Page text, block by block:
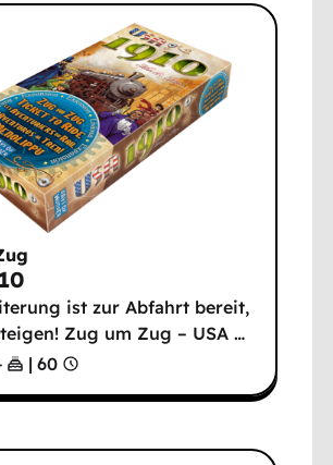
ist zur Abfahrt bereit,
Zug um Zug – USA…
| 60